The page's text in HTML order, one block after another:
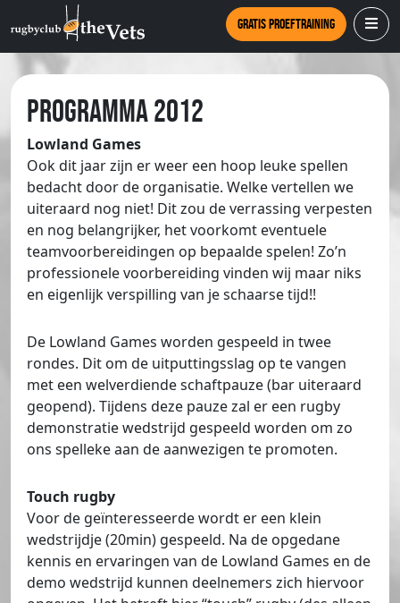
Gratis proeftraining
Programma 2012
Lowland Games
Ook dit jaar zijn er weer een hoop leuke spellen
bedacht door de organisatie. Welke vertellen we
uiteraard nog niet! Dit zou de verrassing verpesten
en nog belangrijker, het voorkomt eventuele
teamvoorbereidingen op bepaalde spelen! Zo’n
professionele voorbereiding vinden wij maar niks
en eigenlijk verspilling van je schaarse tijd!!
De Lowland Games worden gespeeld in twee
rondes. Dit om de uitputtingsslag op te vangen
met een welverdiende schaftpauze (bar uiteraard
geopend). Tijdens deze pauze zal er een rugby
demonstratie wedstrijd gespeeld worden om zo
ons spelleke aan de aanwezigen te promoten.
Touch rugby
Voor de geïnteresseerde wordt er een klein
wedstrijdje (20min) gespeeld. Na de opgedane
kennis en ervaringen van de Lowland Games en de
demo wedstrijd kunnen deelnemers zich hiervoor